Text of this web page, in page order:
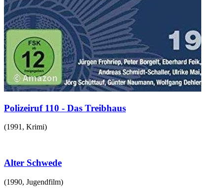
Polizeiruf 110 - Das Treibhaus
(1991 , Krimi)
Alter Schwede
(1990, Jugendfilm)